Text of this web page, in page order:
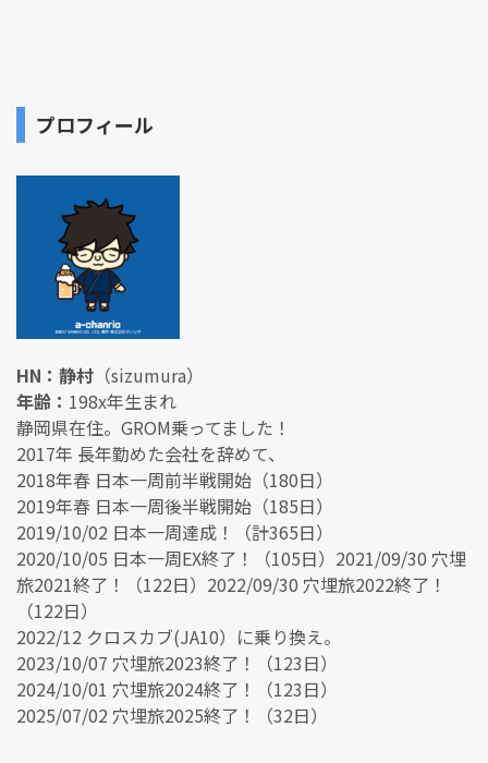
プロフィール
HN：静村 （sizumura）
年齢： 198x年生まれ
静岡県在住。GROM乗ってました！
2017年 長年勤めた会社を辞めて、
2018年春 日本一周前半戦開始（180日）
2019年春 日本一周後半戦開始（185日）
2019/10/02 日本一周達成！（計365日）
2020/10/05 日本一周EX終了！（105日）2021/09/30 穴埋
旅2021終了！（122日）2022/09/30 穴埋旅2022終了！
（122日）
2022/12 クロスカブ(JA10）に乗り換え。
2023/10/07 穴埋旅2023終了！（123日）
2024/10/01 穴埋旅2024終了！（123日）
2025/07/02 穴埋旅2025終了！（32日）